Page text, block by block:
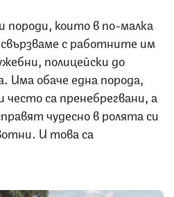
породи, които в по-малка
с работните им
полицейски до
обаче една порода,
са пренебрегвани, а
чудесно в ролята си
И това са